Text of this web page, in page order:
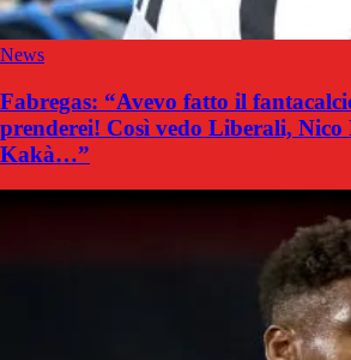
News
Fabregas: “Avevo fatto il
prenderei! Così vedo Liberali, Nico
Kakà…”